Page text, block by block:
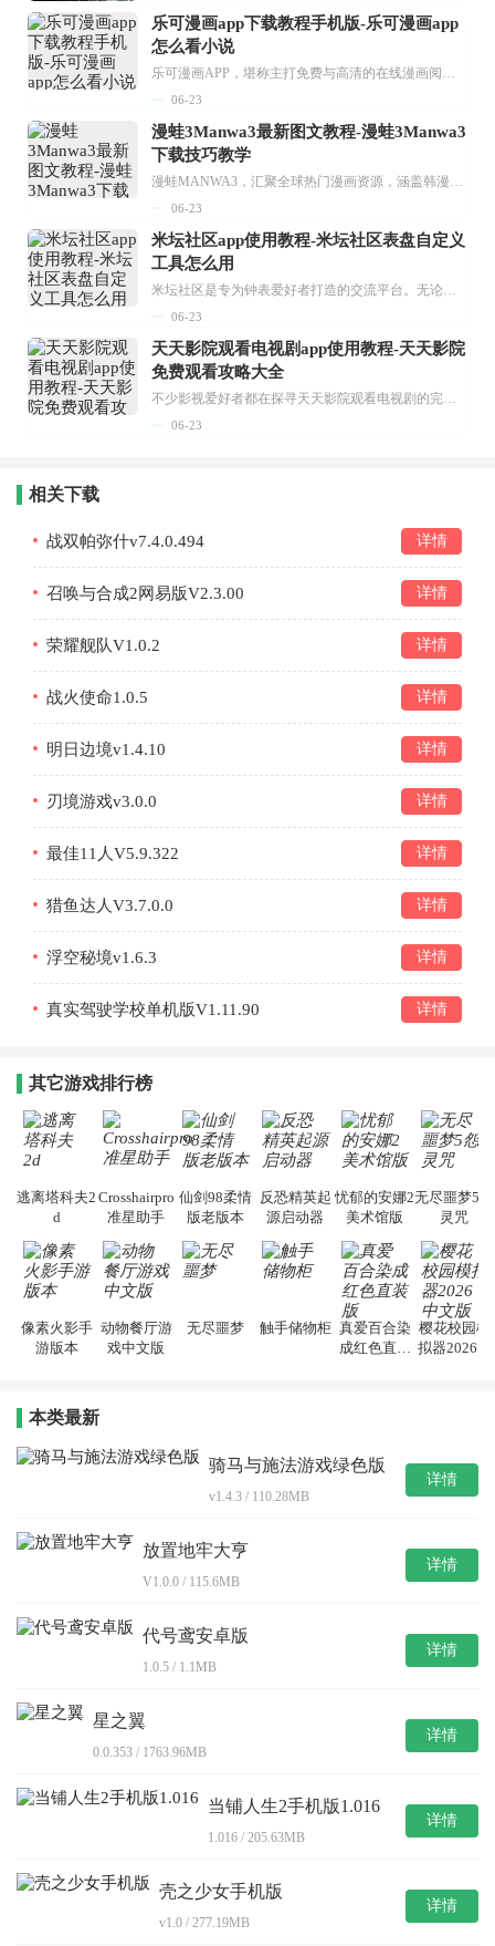
乐可漫画app下载教程手机版-乐可漫画app
怎么看小说
乐可漫画APP，堪称主打免费与高清的在线漫画阅读神器。其官方版提供海量完整版漫画资源，无论是国内漫画，还是日漫、韩漫、台漫、美漫等国外漫画，应有尽有，随时供你阅读。只需轻点一下，便能直接进入阅读界面。不仅如此，乐可漫画最新版本更新速度极快，在这里，你总能抢先看到全网一手漫画章节内容！...
06-23
漫蛙3Manwa3最新图文教程-漫蛙3Manwa3
下载技巧教学
漫蛙MANWA3，汇聚全球热门漫画资源，涵盖韩漫、欧美漫画、国漫等多种类型，题材丰富多样，全方位满足用户阅读喜好。它不仅是阅读平台，更是创作平台，为广大用户打造零门槛创作环境。...
06-23
米坛社区app使用教程-米坛社区表盘自定义
工具怎么用
米坛社区是专为钟表爱好者打造的交流平台。无论你是初涉钟表领域的普通爱好者，还是拥有多年收藏经验的资深玩家，都能在此找到属于自己的天地。 无需注册，就能轻松参与其中。通过专业的讨论论坛与丰富的交互功能，你可与世界各地的钟表爱好者畅快交流。若你钟情于钟表，米坛社区无疑是值得一试的理想之选。在这里，你能获取最新的手表资讯，交流见解，提升鉴赏品味，让每一块手表都成为收藏故事中重要的一部分。感兴趣的朋友，不要错过下载机会。...
06-23
天天影院观看电视剧app使用教程-天天影院
免费观看攻略大全
不少影视爱好者都在探寻天天影院观看电视剧的完整方法，结合最新平台使用规则，本篇新手入门攻略全面讲解观看渠道、检索流程、播放设置以及画面模式调整等实用内容。全文适配手机、电脑等主流设备，步骤简洁易懂，无论是初次使用的新手，还是想要优化观影体验的用户，都能参照内容快速上手，熟练掌握平台各项操作技巧，轻松畅享影视内容。...
06-23
相关下载
战双帕弥什v7.4.0.494 详情
召唤与合成2网易版V2.3.00 详情
荣耀舰队V1.0.2 详情
战火使命1.0.5 详情
明日边境v1.4.10 详情
刃境游戏v3.0.0 详情
最佳11人V5.9.322 详情
猎鱼达人V3.7.0.0 详情
浮空秘境v1.6.3 详情
真实驾驶学校单机版V1.11.90 详情
其它游戏排行榜
逃离塔科夫2
d
Crosshairpro
准星助手
仙剑98柔情
版老版本
反恐精英起
源启动器
忧郁的安娜2
美术馆版
无尽噩梦5怨
灵咒
像素火影手
游版本
动物餐厅游
戏中文版
无尽噩梦 触手储物柜 真爱百合染
成红色直装
樱花校园模
拟器2026中
本类最新
骑马与施法游戏绿色版
v1.4.3 / 110.28MB
详情
放置地牢大亨
V1.0.0 / 115.6MB
详情
代号鸢安卓版
1.0.5 / 1.1MB
详情
星之翼
0.0.353 / 1763.96MB
详情
当铺人生2手机版1.016
1.016 / 205.63MB
详情
壳之少女手机版
v1.0 / 277.19MB
详情